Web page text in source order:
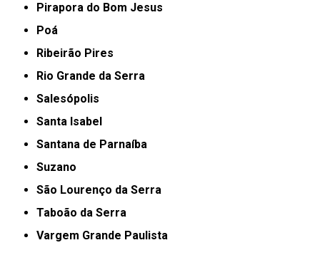
Pirapora do Bom Jesus
Poá
Ribeirão Pires
Rio Grande da Serra
Salesópolis
Santa Isabel
Santana de Parnaíba
Suzano
São Lourenço da Serra
Taboão da Serra
Vargem Grande Paulista